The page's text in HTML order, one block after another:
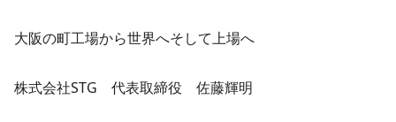
大阪の町工場から世界へそして上場へ
株式会社STG 代表取締役 佐藤輝明